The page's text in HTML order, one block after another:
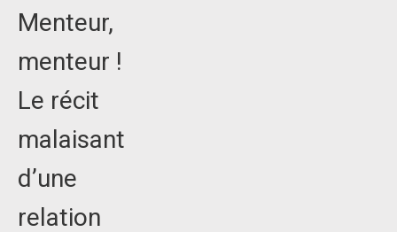
Menteur,
menteur !
Le récit
malaisant
d’une
relation